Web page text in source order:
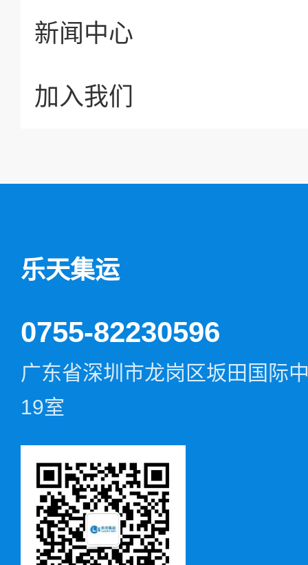
新闻中心
加入我们
乐天集运
0755-82230596
广东省深圳市龙岗区坂田国际
19室